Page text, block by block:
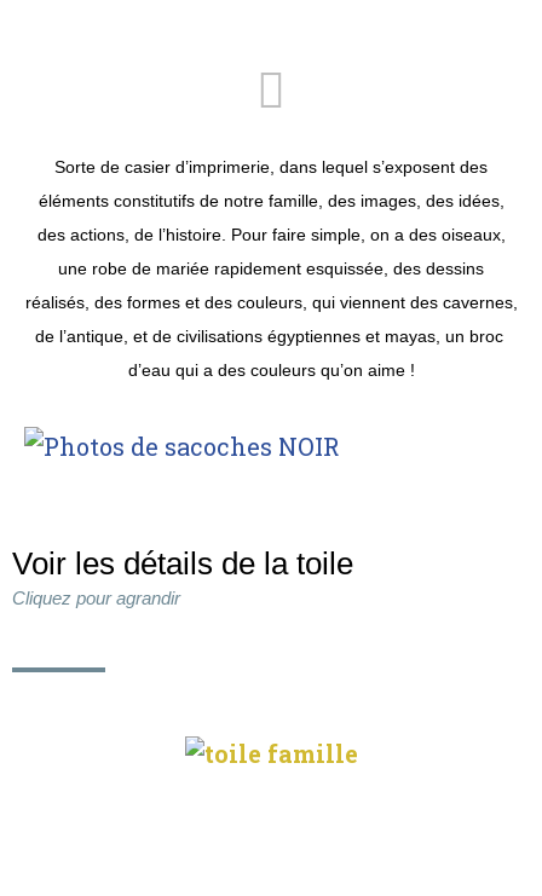
Sorte de casier d’imprimerie, dans lequel s’exposent des
éléments constitutifs de notre famille, des images, des idées,
des actions, de l’histoire. Pour faire simple, on a des oiseaux,
une robe de mariée rapidement esquissée, des dessins
réalisés, des formes et des couleurs, qui viennent des cavernes,
de l’antique, et de civilisations égyptiennes et mayas, un broc
d’eau qui a des couleurs qu’on aime !
Voir les détails de la toile
Cliquez pour agrandir